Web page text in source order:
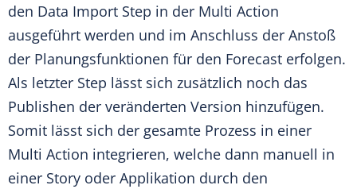
den Data Import Step in der Multi Action
ausgeführt werden und im Anschluss der Anstoß
der Planungsfunktionen für den Forecast erfolgen.
Als letzter Step lässt sich zusätzlich noch das
Publishen der veränderten Version hinzufügen.
Somit lässt sich der gesamte Prozess in einer
Multi Action integrieren, welche dann manuell in
einer Story oder Applikation durch den